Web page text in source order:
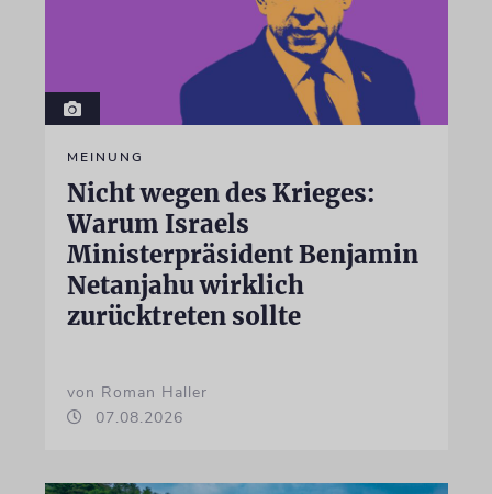
MEINUNG
Nicht wegen des Krieges:
Warum Israels
Ministerpräsident Benjamin
Netanjahu wirklich
zurücktreten sollte
von Roman Haller
07.08.2026